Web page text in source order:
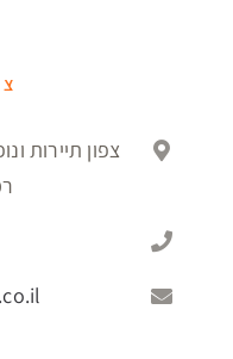
צפון תיירות